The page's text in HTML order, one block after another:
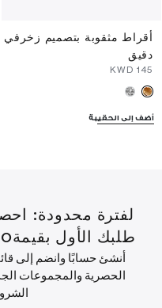
أقراط مثقوبة بتصميم زخرفي
دقيق
أضف إلى الحقيبة
طلبك الأول بقيمة60 درهم إماراتي أو أكثر.
أنشئ حسابًا وانضم إلى
الحصرية والمجموعات